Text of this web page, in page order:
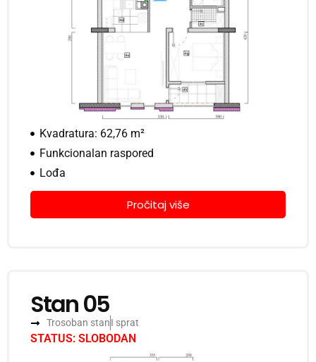
Kvadratura: 62,76 m²
Funkcionalan raspored
Lođa
Pročitaj više
Stan 05
Trosoban stanI sprat
STATUS: SLOBODAN